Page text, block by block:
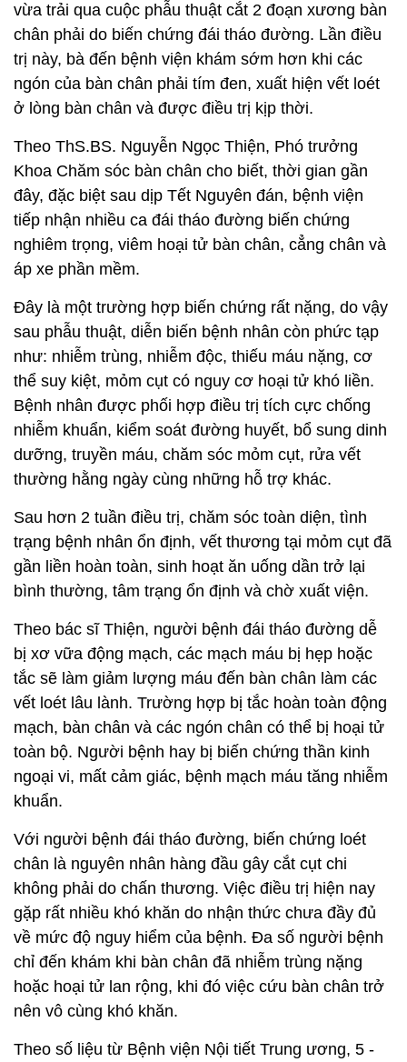
vừa trải qua cuộc phẫu thuật cắt 2 đoạn xương bàn
chân phải do biến chứng đái tháo đường. Lần điều
trị này, bà đến bệnh viện khám sớm hơn khi các
ngón của bàn chân phải tím đen, xuất hiện vết loét
ở lòng bàn chân và được điều trị kịp thời.
Theo ThS.BS. Nguyễn Ngọc Thiện, Phó trưởng
Khoa Chăm sóc bàn chân cho biết, thời gian gần
đây, đặc biệt sau dịp Tết Nguyên đán, bệnh viện
tiếp nhận nhiều ca đái tháo đường biến chứng
nghiêm trọng, viêm hoại tử bàn chân, cẳng chân và
áp xe phần mềm.
Đây là một trường hợp biến chứng rất nặng, do vậy
sau phẫu thuật, diễn biến bệnh nhân còn phức tạp
như: nhiễm trùng, nhiễm độc, thiếu máu nặng, cơ
thể suy kiệt, mỏm cụt có nguy cơ hoại tử khó liền.
Bệnh nhân được phối hợp điều trị tích cực chống
nhiễm khuẩn, kiểm soát đường huyết, bổ sung dinh
dưỡng, truyền máu, chăm sóc mỏm cụt, rửa vết
thường hằng ngày cùng những hỗ trợ khác.
Sau hơn 2 tuần điều trị, chăm sóc toàn diện, tình
trạng bệnh nhân ổn định, vết thương tại mỏm cụt đã
gần liền hoàn toàn, sinh hoạt ăn uống dần trở lại
bình thường, tâm trạng ổn định và chờ xuất viện.
Theo bác sĩ Thiện, người bệnh đái tháo đường dễ
bị xơ vữa động mạch, các mạch máu bị hẹp hoặc
tắc sẽ làm giảm lượng máu đến bàn chân làm các
vết loét lâu lành. Trường hợp bị tắc hoàn toàn động
mạch, bàn chân và các ngón chân có thể bị hoại tử
toàn bộ. Người bệnh hay bị biến chứng thần kinh
ngoại vi, mất cảm giác, bệnh mạch máu tăng nhiễm
khuẩn.
Với người bệnh đái tháo đường, biến chứng loét
chân là nguyên nhân hàng đầu gây cắt cụt chi
không phải do chấn thương. Việc điều trị hiện nay
gặp rất nhiều khó khăn do nhận thức chưa đầy đủ
về mức độ nguy hiểm của bệnh. Đa số người bệnh
chỉ đến khám khi bàn chân đã nhiễm trùng nặng
hoặc hoại tử lan rộng, khi đó việc cứu bàn chân trở
nên vô cùng khó khăn.
Theo số liệu từ Bệnh viện Nội tiết Trung ương, 5 -